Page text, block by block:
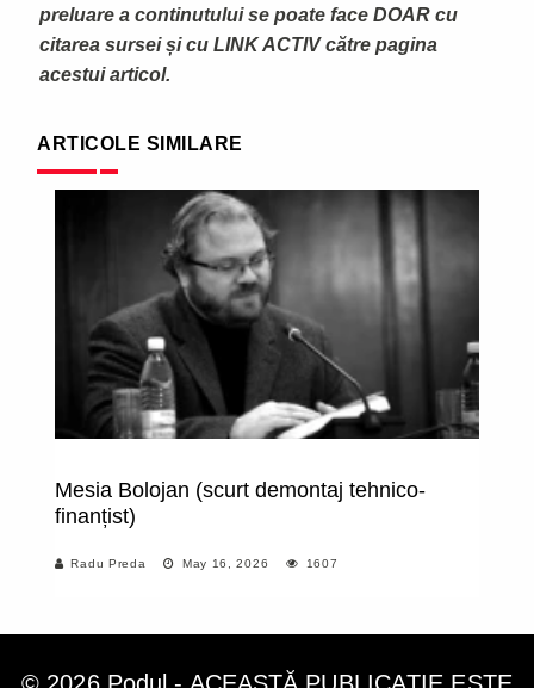
preluare a continutului se poate face DOAR cu
citarea sursei și cu LINK ACTIV către pagina
acestui articol.
ARTICOLE SIMILARE
Mesia Bolojan (scurt demontaj tehnico-
finanțist)
Radu Preda May 16, 2026 1607